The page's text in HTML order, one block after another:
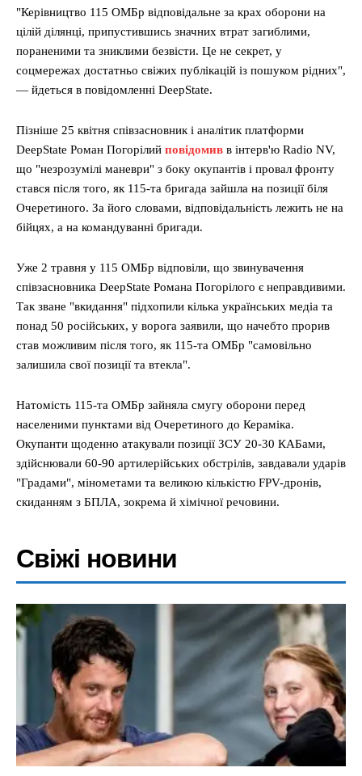
"Керівництво 115 ОМБр відповідальне за крах оборони на
цілій ділянці, припустившись значних втрат загиблими,
пораненими та зниклими безвісти. Це не секрет, у
соцмережах достатньо свіжих публікацій із пошуком рідних",
— йдеться в повідомленні DeepState.
Пізніше 25 квітня співзасновник і аналітик платформи
DeepState Роман Погорілий повідомив в інтерв'ю Radio NV,
що "незрозумілі маневри" з боку окупантів і провал фронту
стався після того, як 115-та бригада зайшла на позиції біля
Очеретиного. За його словами, відповідальність лежить не на
бійцях, а на командуванні бригади.
Уже 2 травня у 115 ОМБр відповіли, що звинувачення
співзасновника DeepState Романа Погорілого є неправдивими.
Так зване "вкидання" підхопили кілька українських медіа та
понад 50 російських, у ворога заявили, що начебто прорив
став можливим після того, як 115-та ОМБр "самовільно
залишила свої позиції та втекла".
Натомість 115-та ОМБр зайняла смугу оборони перед
населеними пунктами від Очеретиного до Кераміка.
Окупанти щоденно атакували позиції ЗСУ 20-30 КАБами,
здійснювали 60-90 артилерійських обстрілів, завдавали ударів
"Градами", мінометами та великою кількістю FPV-дронів,
скиданням з БПЛА, зокрема й хімічної речовини.
Свіжі новини